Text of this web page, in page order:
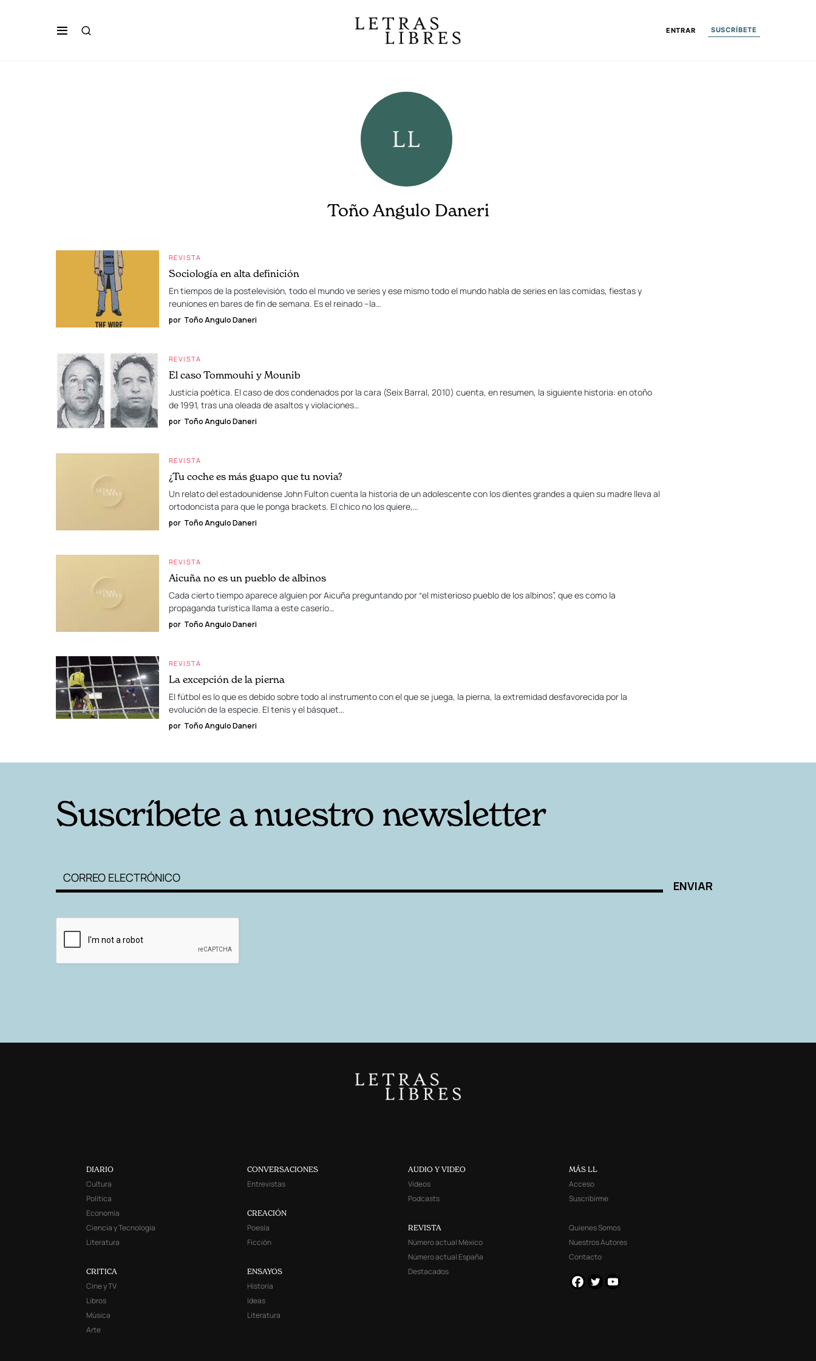
ENTRAR SUSCRÍBETE
Toño Angulo Daneri
REVISTA
Sociología en alta definición
En tiempos de la postelevisión, todo el mundo ve series y ese mismo todo el mundo habla de series en las comidas, fiestas y
reuniones en bares de fin de semana. Es el reinado –la…
por Toño Angulo Daneri
REVISTA
El caso Tommouhi y Mounib
Justicia poética. El caso de dos condenados por la cara (Seix Barral, 2010) cuenta, en resumen, la siguiente historia: en otoño
de 1991, tras una oleada de asaltos y violaciones…
por Toño Angulo Daneri
REVISTA
¿Tu coche es más guapo que tu novia?
Un relato del estadounidense John Fulton cuenta la historia de un adolescente con los dientes grandes a quien su madre lleva al
ortodoncista para que le ponga brackets. El chico no los quiere,…
por Toño Angulo Daneri
REVISTA
Aicuña no es un pueblo de albinos
Cada cierto tiempo aparece alguien por Aicuña preguntando por “el misterioso pueblo de los albinos”, que es como la
propaganda turística llama a este caserío…
por Toño Angulo Daneri
REVISTA
La excepción de la pierna
El fútbol es lo que es debido sobre todo al instrumento con el que se juega, la pierna, la extremidad desfavorecida por la
evolución de la especie. El tenis y el básquet…
por Toño Angulo Daneri
Suscríbete a nuestro newsletter
DIARIO
Cultura
Política
Economía
Ciencia y Tecnología
Literatura
CRITICA
Cine y TV
Libros
Música
Arte
CONVERSACIONES
Entrevistas
CREACIÓN
Poesía
Ficción
ENSAYOS
Historia
Ideas
Literatura
AUDIO Y VIDEO
Videos
Podcasts
REVISTA
Número actual México
Número actual España
Destacados
MÁS LL
Acceso
Suscribirme
Quienes Somos
Nuestros Autores
Contacto